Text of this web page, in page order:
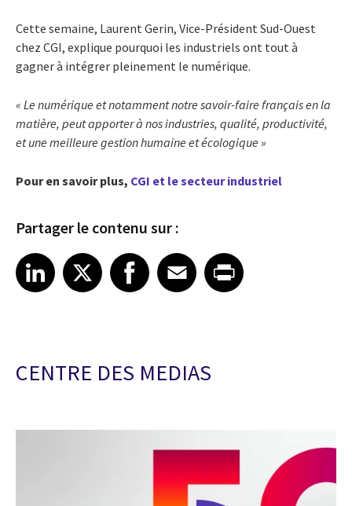
Cette semaine, Laurent Gerin, Vice-Président Sud-Ouest
chez CGI, explique pourquoi les industriels ont tout à
gagner à intégrer pleinement le numérique.
« Le numérique et notamment notre savoir-faire français en la
matière, peut apporter à nos industries, qualité, productivité,
et une meilleure gestion humaine et écologique »
Pour en savoir plus, CGI et le secteur industriel
Partager le contenu sur :
Share article on LinkedIn
LinkedIn
Share article on XShare article on Facebook
Facebook
Share article on Email
EmailShare article on Print
CENTRE DES MEDIAS